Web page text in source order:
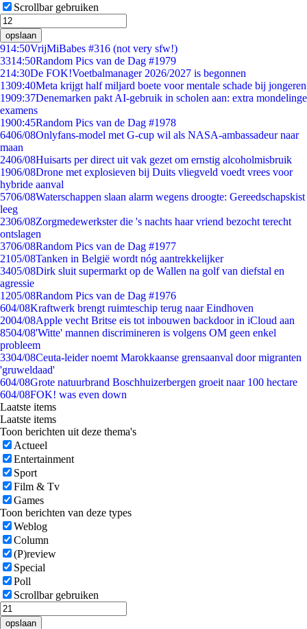
Scrollbar gebruiken
opslaan
914:50VrijMiBabes #316 (not very sfw!)
3314:50Random Pics van de Dag #1979
214:30De FOK!Voetbalmanager 2026/2027 is begonnen
1309:40Meta krijgt half miljard boete voor mentale schade bij jongeren
1909:37Denemarken pakt AI-gebruik in scholen aan: extra mondelinge
examens
1900:45Random Pics van de Dag #1978
6406/08Onlyfans-model met G-cup wil als NASA-ambassadeur naar
maan
2406/08Huisarts per direct uit vak gezet om ernstig alcoholmisbruik
1906/08Drone met explosieven bij Duits vliegveld voedt vrees voor
hybride aanval
5706/08Waterschappen slaan alarm wegens droogte: Gereedschapskist
leeg
2306/08Zorgmedewerkster die 's nachts haar vriend bezocht terecht
ontslagen
3706/08Random Pics van de Dag #1977
2105/08Tanken in België wordt nóg aantrekkelijker
3405/08Dirk sluit supermarkt op de Wallen na golf van diefstal en
agressie
1205/08Random Pics van de Dag #1976
604/08Kraftwerk brengt ruimteschip terug naar Eindhoven
2004/08Apple vecht Britse eis tot inbouwen backdoor in iCloud aan
8504/08'Witte' mannen discrimineren is volgens OM geen enkel
probleem
3304/08Ceuta-leider noemt Marokkaanse grensaanval door migranten
'gruweldaad'
604/08Grote natuurbrand Boschhuizerbergen groeit naar 100 hectare
604/08FOK! was even down
Laatste items
Laatste items
Toon berichten uit deze thema's
Actueel
Entertainment
Sport
Film & Tv
Games
Toon berichten van deze types
Weblog
Column
(P)review
Special
Poll
Scrollbar gebruiken
opslaan